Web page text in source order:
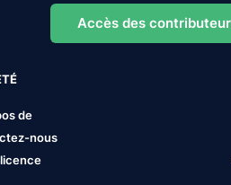
Accès des
de
nous